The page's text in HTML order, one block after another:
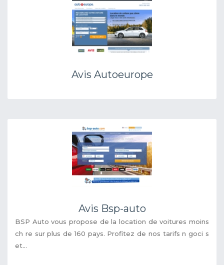
Avis Autoeurope
Avis Bsp-auto
BSP Auto vous propose de la location de voitures moins
ch re sur plus de 160 pays. Profitez de nos tarifs n goci s
et...